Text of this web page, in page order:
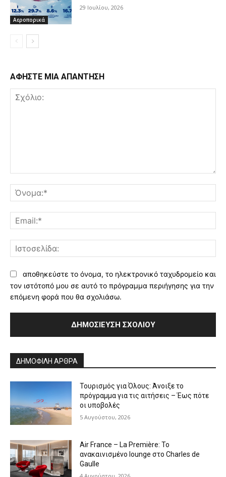
Αεροπορικά
29 Ιουλίου, 2026
ΑΦΗΣΤΕ ΜΙΑ ΑΠΑΝΤΗΣΗ
αποθηκεύστε το όνομα, το ηλεκτρονικό ταχυδρομείο και
τον ιστότοπό μου σε αυτό το πρόγραμμα περιήγησης για την
επόμενη φορά που θα σχολιάσω.
ΔΗΜΟΦΙΛΗ ΑΡΘΡΑ
Τουρισμός για Όλους: Άνοιξε το
πρόγραμμα για τις αιτήσεις – Έως πότε
οι υποβολές
5 Αυγούστου, 2026
Air France – La Première: Το
ανακαινισμένο lounge στο Charles de
Gaulle